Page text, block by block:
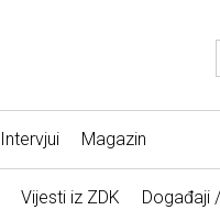
Intervjui Magazin
Vijesti iz ZDK Događaji